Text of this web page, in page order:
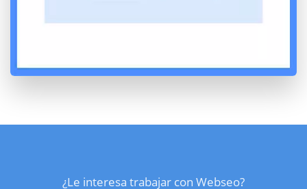
¿Le interesa trabajar con Webseo?